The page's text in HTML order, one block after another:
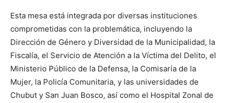
Esta mesa está integrada por diversas instituciones
comprometidas con la problemática, incluyendo la
Dirección de Género y Diversidad de la Municipalidad, la
Fiscalía, el Servicio de Atención a la Víctima del Delito, el
Ministerio Público de la Defensa, la Comisaría de la
Mujer, la Policía Comunitaria, y las universidades de
Chubut y San Juan Bosco, así como el Hospital Zonal de